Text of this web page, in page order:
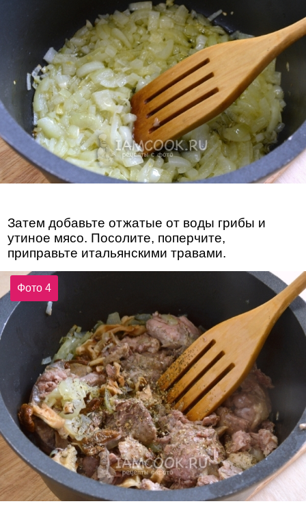
Затем добавьте отжатые от воды грибы и
утиное мясо. Посолите, поперчите,
приправьте итальянскими травами.
Фото 4